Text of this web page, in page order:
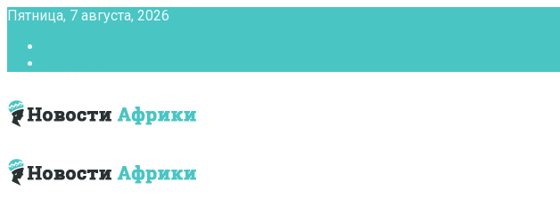
Пятница, 7 августа, 2026